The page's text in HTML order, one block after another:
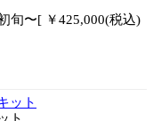
旬〜[ ￥425,000(税込)
ット